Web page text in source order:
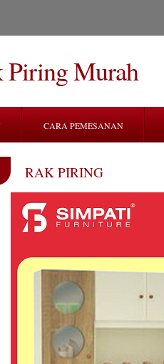
Piring Murah
CARA PEMESANAN
RAK PIRING